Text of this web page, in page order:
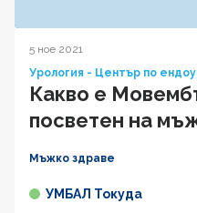
5 ное 2021
Урология - Център по
Какво е
посветен на
Мъжко здраве
УМБАЛ Токуда